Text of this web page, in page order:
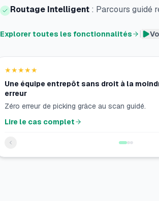
Routage Intelligent : Parcours guidé
Explorer toutes les fonctionnalités
★★★★★
Une équipe entrepôt sans droit à la
erreur
Zéro erreur de picking grâce au scan guidé.
Lire le cas complet